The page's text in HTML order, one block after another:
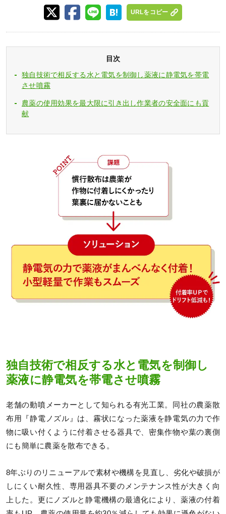
URLをコピー
目次
独自技術で相反する水と電気を制御し薬液に静電気を帯電
させ噴霧
農薬の使用効果を最大限に引き出し作業者の安全面にも貢
献
独自技術で相反する水と電気を制御し
薬液に静電気を帯電させ噴霧
老舗の動噴メーカーとして知られる有光工業。同社の農薬散
布用『静電ノズル』は、霧状になった薬液を静電気の力で作
物に吸い付くように付着させる器具で、密集作物や葉の裏側
にも簡単に農薬を散布できる。
8年ぶりのリニューアルで素材や機構を見直し、劣化や破損が
しにくい耐久性、専用器具不要のメンテナンス性が大きく向
上した。更にノズルと静電機構の最適化により、薬液の付着